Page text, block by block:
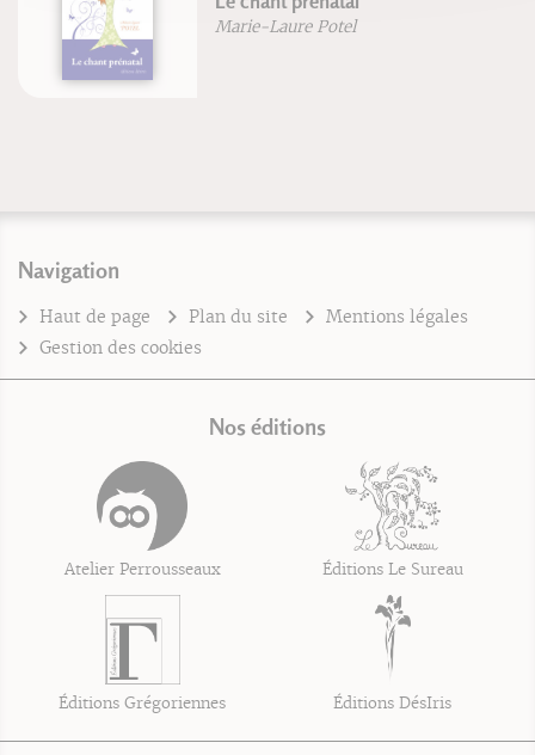
Marie-Laure Potel
Navigation
Haut de page Plan du site
Mentions légales
Gestion des cookies
Nos éditions
Atelier Perrousseaux Éditions Le Sureau
Éditions Grégoriennes Éditions DésIris